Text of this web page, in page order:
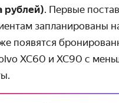
рублей). Первые
запланированы
появятся
XC60 и XC90 с